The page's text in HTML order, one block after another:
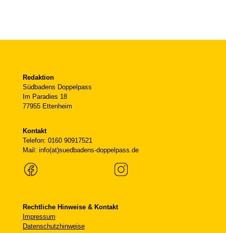
Redaktion
Südbadens Doppelpass
Im Paradies 18
77955 Ettenheim
Kontakt
Telefon: 0160 90917521
Mail: info(at)suedbadens-doppelpass.de
Rechtliche Hinweise & Kontakt
Impressum
Datenschutzhinweise